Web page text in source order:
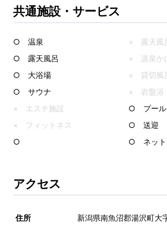
共通施設・サービス
○ 温泉
× 露天
○ 露天風呂
× 源泉
○ 大浴場
× 貸切
○ サウナ
× 岩盤
× エステ施設
○ プー
× フィットネス
○ 送
○
○ ネッ
アクセス
住所 新潟県南魚沼郡湯沢町大